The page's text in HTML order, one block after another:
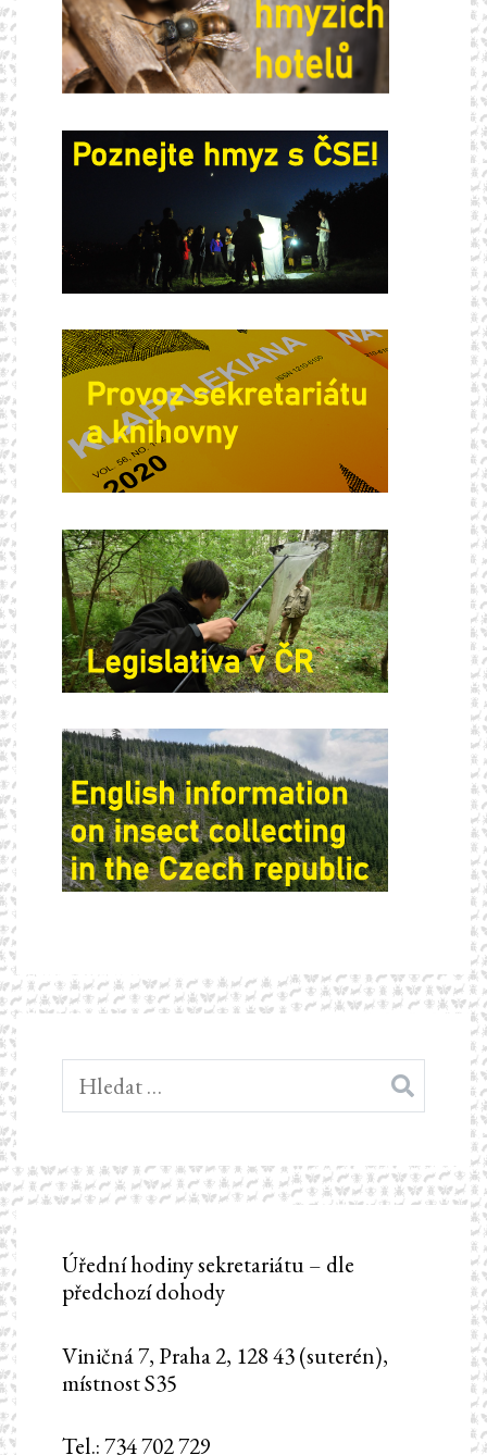
Vyhledávání
Úřední hodiny sekretariátu – dle
předchozí dohody
Viničná 7, Praha 2, 128 43 (suterén),
místnost S35
Tel.: 734 702 729